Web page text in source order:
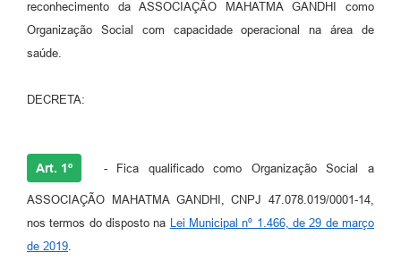
reconhecimento da ASSOCIAÇÃO MAHATMA GANDHI como
Organização Social com capacidade operacional na área de
saúde.
DECRETA:
Art. 1º - Fica qualificado como Organização Social a
ASSOCIAÇÃO MAHATMA GANDHI, CNPJ 47.078.019/0001-14,
nos termos do disposto na
Lei Municipal nº 1.466, de 29 de março
de 2019